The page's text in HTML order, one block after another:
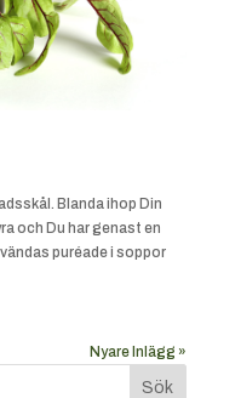
Blanda ihop Din
och Du har genast en
puréade i soppor
Nyare Inlägg »